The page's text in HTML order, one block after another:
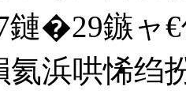
�29鏃ャ
氦浜哄悕绉